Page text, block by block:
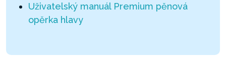
Uživatelský manuál Premium pěnová
opěrka hlavy